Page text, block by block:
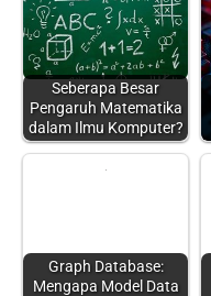
Seberapa Besar
Pengaruh Matematika
dalam Ilmu Komputer?
Graph Database:
Mengapa Model Data